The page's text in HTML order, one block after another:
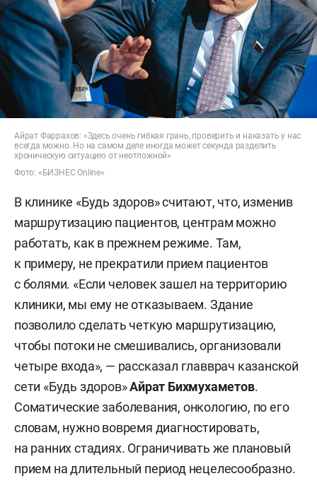
Айрат Фаррахов: «Здесь очень гибкая грань, проверить и наказать у нас
всегда можно. Но на самом деле иногда может секунда разделить
хроническую ситуацию от неотложной»
Фото: «БИЗНЕС Online»
В клинике «Будь здоров» считают, что, изменив
маршрутизацию пациентов, центрам можно
работать, как в прежнем режиме. Там,
к примеру, не прекратили прием пациентов
с болями. «Если человек зашел на территорию
клиники, мы ему не отказываем. Здание
позволило сделать четкую маршрутизацию,
чтобы потоки не смешивались, организовали
четыре входа», — рассказал главврач казанской
сети «Будь здоров»Айрат Бихмухаметов.
Соматические заболевания, онкологию, по его
словам, нужно вовремя диагностировать,
на ранних стадиях. Ограничивать же плановый
прием на длительный период нецелесообразно.